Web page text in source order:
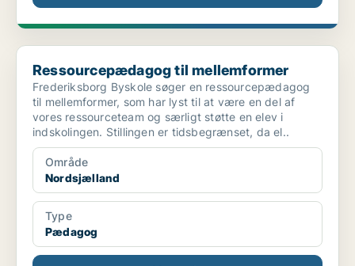
Ressourcepædagog til mellemformer
Ressourcepædagog til mellemformer
Frederiksborg Byskole søger en ressourcepædagog
til mellemformer, som har lyst til at være en del af
vores ressourceteam og særligt støtte en elev i
indskolingen. Stillingen er tidsbegrænset, da el..
Område
Nordsjælland
Type
Pædagog